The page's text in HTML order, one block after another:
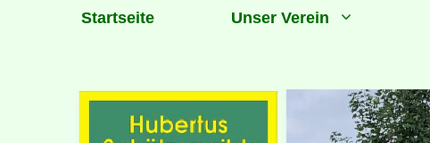
Startseite Unser Verein